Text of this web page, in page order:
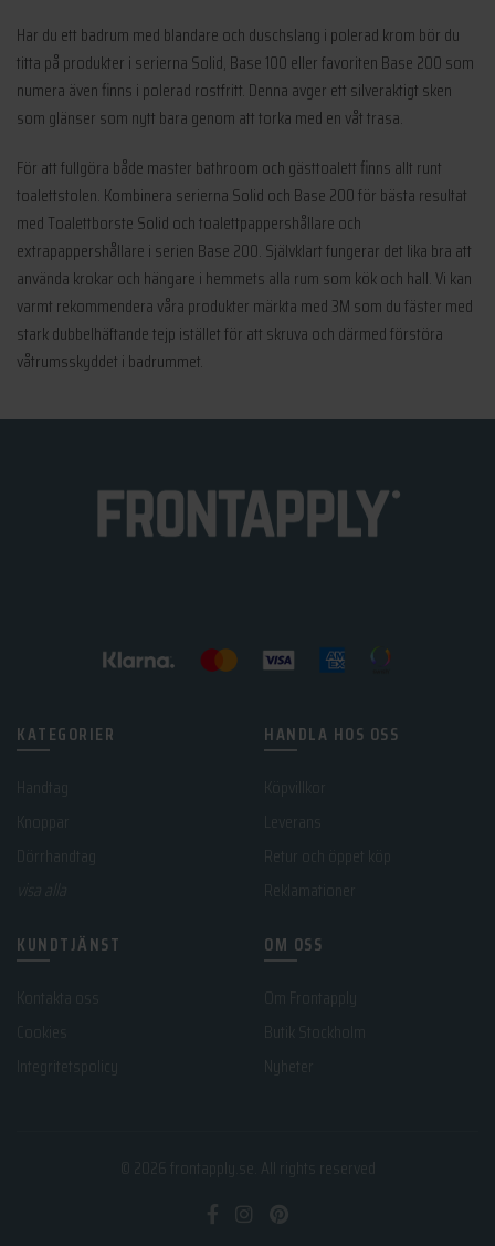
Har du ett badrum med blandare och duschslang i polerad krom bör du
titta på produkter i serierna Solid, Base 100 eller favoriten Base 200 som
numera även finns i polerad rostfritt. Denna avger ett silveraktigt sken
som glänser som nytt bara genom att torka med en våt trasa.
För att fullgöra både master bathroom och gästtoalett finns allt runt
toalettstolen. Kombinera serierna Solid och Base 200 för bästa resultat
med Toalettborste Solid och toalettpappershållare och
extrapappershållare i serien Base 200. Självklart fungerar det lika bra att
använda krokar och hängare i hemmets alla rum som kök och hall. Vi kan
varmt rekommendera våra produkter märkta med 3M som du fäster med
stark dubbelhäftande tejp istället för att skruva och därmed förstöra
våtrumsskyddet i badrummet.
KATEGORIER
Handtag
Dörrhandtag
HANDLA HOS OSS
Retur och öppet köp
Reklamationer
KUNDTJÄNST
Kontakta oss
Integritetspolicy
OM OSS
Om Frontapply
Butik Stockholm
Nyheter
frontapply.se . All rights reserved